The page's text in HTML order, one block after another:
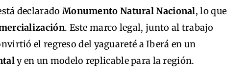
declarado Monumento Natural Nacional, lo que
. Este marco legal, junto al trabajo
el regreso del yaguareté a Iberá en un
y en un modelo replicable para la región.